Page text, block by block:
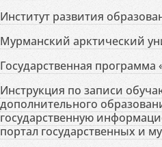
Институт развития
Мурманский арктический
Государственная программа
Инструкция по записи
дополнительного
государственную
портал государственных и